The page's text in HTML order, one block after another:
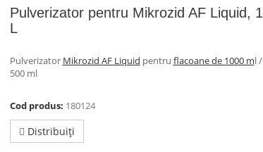
Pulverizator pentru Mikrozid AF Liquid, 1
L
Pulverizator Mikrozid AF Liquid pentru flacoane de 1000 ml /
500 ml
Cod produs: 180124
Distribuiţi